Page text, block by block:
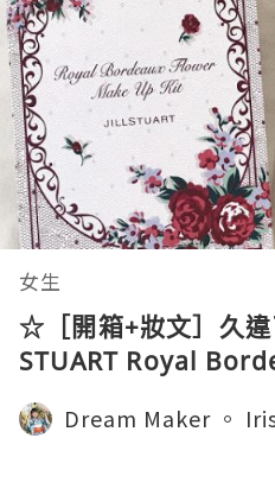
女生
☆［開箱+妝文］久
STUART Royal
Up Kit★
Dream Maker 。